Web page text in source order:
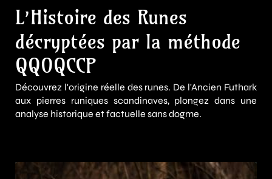
L’Histoire des Runes
décryptées par la méthode
QQOQCCP
Découvrez l'origine réelle des runes. De l'Ancien Futhark
aux pierres runiques scandinaves, plongez dans une
analyse historique et factuelle sans dogme.